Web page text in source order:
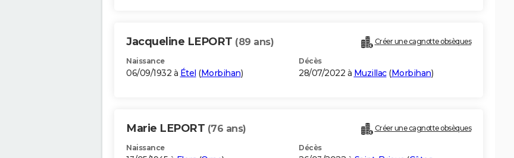
Jacqueline LEPORT (89 ans) Créer une cagnotte obsèques
Naissance
06/09/1932 à Étel (Morbihan)
Décès
28/07/2022 à Muzillac(Morbihan)
Marie LEPORT (76 ans) Créer une cagnotte obsèques
Naissance Décès